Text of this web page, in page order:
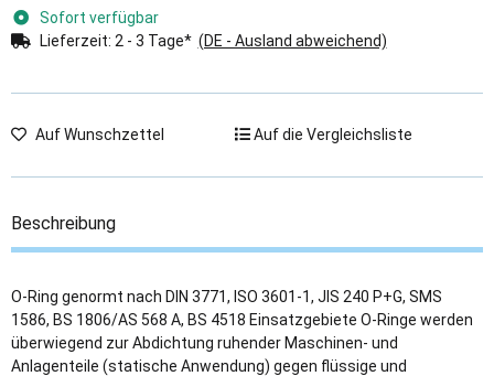
Sofort verfügbar
Lieferzeit: 2 - 3 Tage* (DE - Ausland abweichend)
Auf Wunschzettel Auf die Vergleichsliste
Beschreibung
O-Ring genormt nach DIN 3771, ISO 3601-1, JIS 240 P+G, SMS
1586, BS 1806/AS 568 A, BS 4518 Einsatzgebiete O-Ringe werden
überwiegend zur Abdichtung ruhender Maschinen- und
Anlagenteile (statische Anwendung) gegen flüssige und